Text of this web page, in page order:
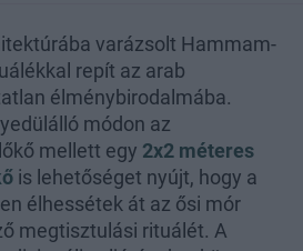
varázsolt Hammam-
repít az arab
élménybirodalmába.
módon az
mellett egy 2x2 méteres
is lehetőséget nyújt, hogy a
élhessétek át az ősi mór
megtisztulási rituálét. A